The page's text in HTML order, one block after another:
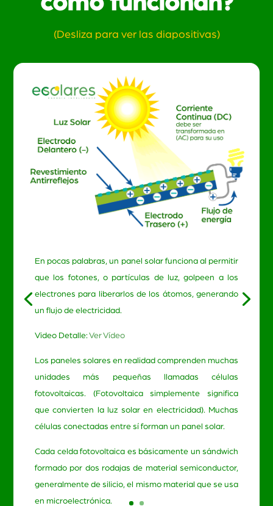
(Desliza para ver las diapositivas)
En pocas palabras, un panel solar funciona al permitir
que los fotones, o partículas de luz, golpeen a los
electrones para liberarlos de los átomos, generando
un flujo de electricidad.
Video Detalle:Ver Vídeo
Los paneles solares en realidad comprenden muchas
unidades más pequeñas llamadas células
fotovoltaicas. (Fotovoltaica simplemente significa
que convierten la luz solar en electricidad). Muchas
células conectadas entre sí forman un panel solar.
Cada celda fotovoltaica es básicamente un sándwich
formado por dos rodajas de material semiconductor,
generalmente de silicio, el mismo material que se usa
en microelectrónica.